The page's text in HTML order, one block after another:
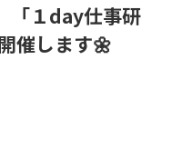
１day仕事研
催します🌼